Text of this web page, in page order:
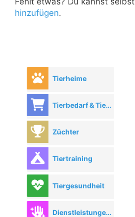
hinzufügen.
Tierheime
Tierbedarf & Tierhandel
Züchter
Tiertraining
Tiergesundheit
Dienstleistungen rund ums Tier